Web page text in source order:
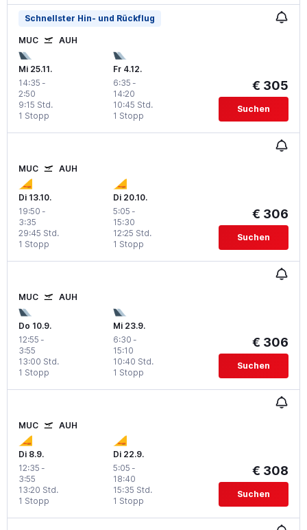
Schnellster Hin- und Rückflug
MUC AUH
Mi 25.11.
14:35 -
2:50
1 Stopp
9:15 Std.
Fr 4.12.
6:35 -
14:20
1 Stopp
10:45 Std.
€ 305
Suchen
MUC AUH
Di 13.10.
19:50 -
3:35
1 Stopp
29:45 Std.
Di 20.10.
5:05 -
15:30
1 Stopp
12:25 Std.
€ 306
Suchen
MUC AUH
Do 10.9.
12:55 -
3:55
1 Stopp
13:00 Std.
Mi 23.9.
6:30 -
15:10
1 Stopp
10:40 Std.
€ 306
Suchen
MUC AUH
Di 8.9.
12:35 -
3:55
1 Stopp
13:20 Std.
Di 22.9.
5:05 -
18:40
1 Stopp
15:35 Std.
€ 308
Suchen